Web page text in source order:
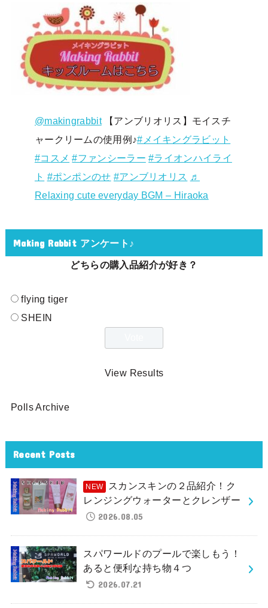
@makingrabbit【アンブリオリス】モイスチ
ャークリームの使用例♪#メイキングラビット
#コスメ #ファンシーラー #ライオンハイライ
ト #ポンポンのせ #アンブリオリス ♬
Relaxing cute everyday BGM – Hiraoka
Making Rabbit アンケート♪
どちらの購入品紹介が好き？
flying tiger
SHEIN
View Results
Polls Archive
Recent Posts
スカンスキンの２品紹介！ク
レンジングウォーターとクレンザー
2026.08.05
スパワールドのプールで楽しもう！
あると便利な持ち物４つ
2026.07.21